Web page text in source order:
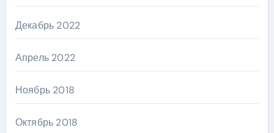
Декабрь 2022
Апрель 2022
Ноябрь 2018
Октябрь 2018